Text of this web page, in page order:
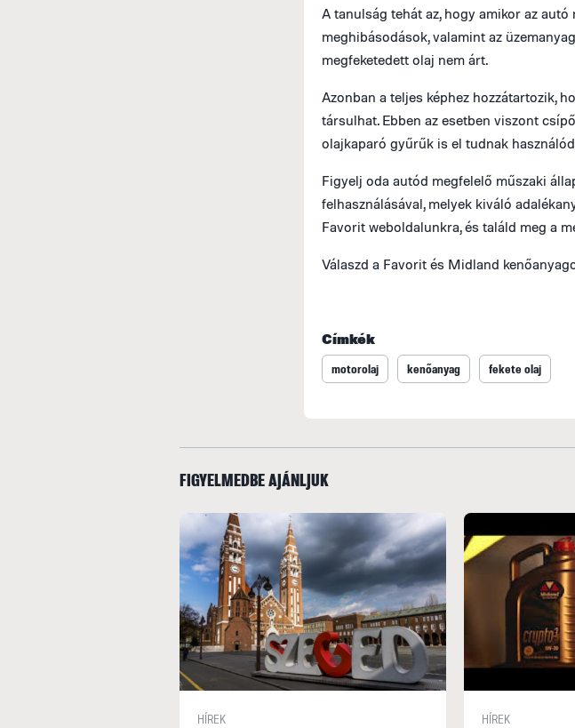
A tanulság tehát az, hogy amikor az
meghibásodások, valamint az
megfeketedett olaj nem árt.
Azonban a teljes képhez hozzátartozik,
társulhat. Ebben az esetben viszont
olajkaparó gyűrűk is el tudnak
Figyelj oda autód megfelelő műszaki
felhasználásával, melyek kiváló
Favorit weboldalunkra, és találd meg a
Válaszd a Favorit és Midland
Címkék
motorolaj kenőanyag fekete olaj
FIGYELMEDBE AJÁNLJUK
HÍREK HÍREK